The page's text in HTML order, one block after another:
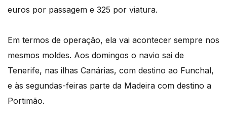
euros por passagem e 325 por viatura.
Em termos de operação, ela vai acontecer sempre nos
mesmos moldes. Aos domingos o navio sai de
Tenerife, nas ilhas Canárias, com destino ao Funchal,
e às segundas-feiras parte da Madeira com destino a
Portimão.